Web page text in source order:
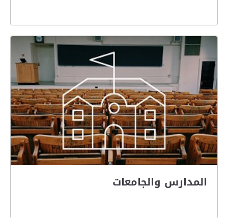
المدارس والجامعات